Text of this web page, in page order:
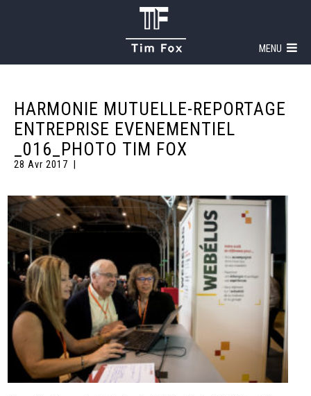
MENU
HARMONIE MUTUELLE-REPORTAGE
ENTREPRISE EVENEMENTIEL
_016_PHOTO TIM FOX
28 Avr 2017